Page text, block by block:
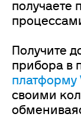
получаете
Получите
прибора в
платформу
своими